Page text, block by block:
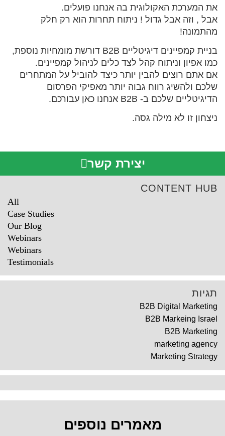
את המערכת האקולוגית בה אנחנו פועלים.
אבל , וזה אבל גדול ! ניתוח תחרות הוא רק חלק
מהתמונה!
בניית קמפיינים דיגיטליים B2B דורשת מומחיות נוספת,
כמו אפיון וניתוח קהל לצד כלים לניהול קמפיינים.
אם אתם רוצים להבין יותר כיצד להוביל על המתחרים
שלכם ולהשיג רווח גבוה יותר מאפיקי הפרסום
הדיגיטליים שלכם ב- B2B אנחנו כאן עבורכם.
ניצחון זו לא מילה גסה.
יצירת קשר
CONTENT HUB
All
Case Studies
Our Blog
Webinars
Webinars
Testimonials
תגיות
B2B Digital Marketing
B2B Markeing Israel
B2B Marketing
marketing agency
Marketing Strategy
מאמרים נוספים